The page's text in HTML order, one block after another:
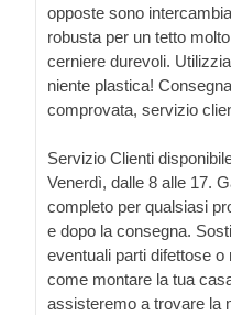
opposte sono
robusta per un tetto
cerniere durevoli.
niente plastica!
comprovata, servizio
Servizio Clienti
Venerdì, dalle 8 alle 17.
completo per qualsiasi
e dopo la consegna.
eventuali parti difettose
come montare la tua
assisteremo a trovare la